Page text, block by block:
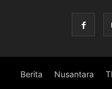
Berita Nusantara